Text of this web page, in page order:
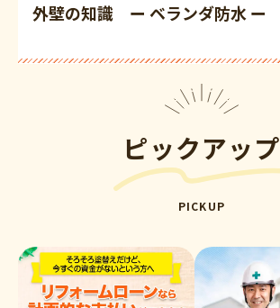
外壁の知識 ー ベランダ防水 ー
ピックアップ
PICKUP